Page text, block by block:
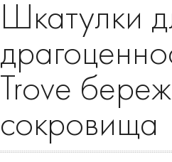
Шкатулки
Trove
сокровища